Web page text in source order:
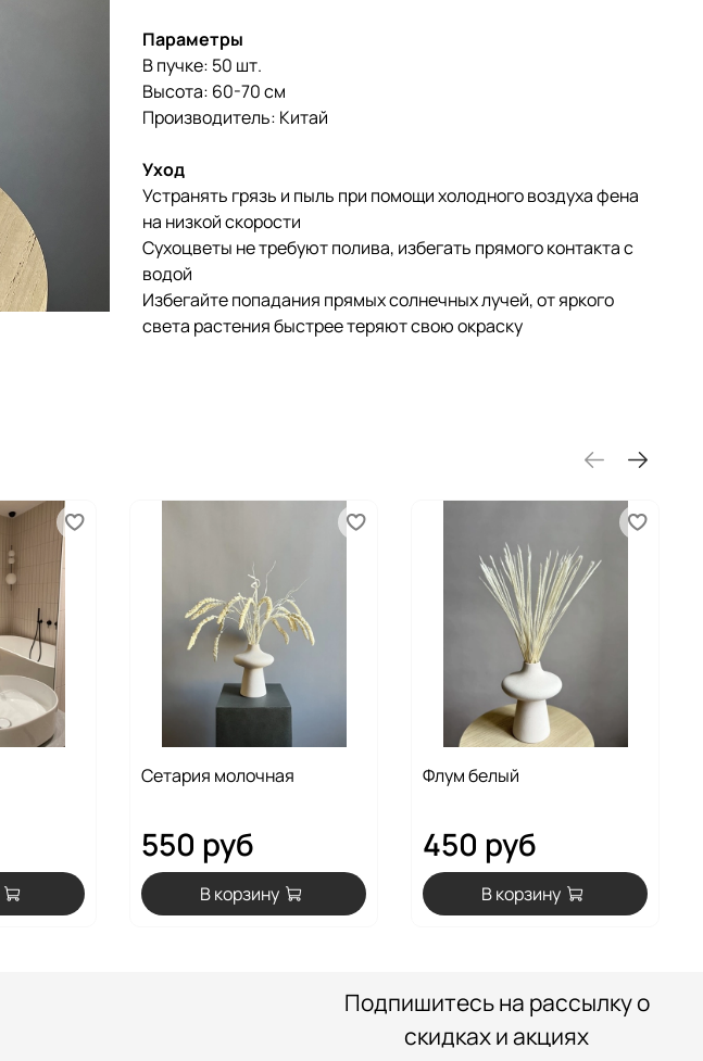
Параметры
В пучке: 50 шт.
Высота: 60-70 см
Производитель: Китай
Уход
Устранять грязь и пыль при помощи холодного воздуха фена
на низкой скорости
Сухоцветы не требуют полива, избегать прямого контакта с
водой
Избегайте попадания прямых солнечных лучей, от яркого
света растения быстрее теряют свою окраску
Сетария молочная
550 руб
В корзину
Флум белый
450 руб
В корзину
Подпишитесь на рассылку о
скидках и акциях